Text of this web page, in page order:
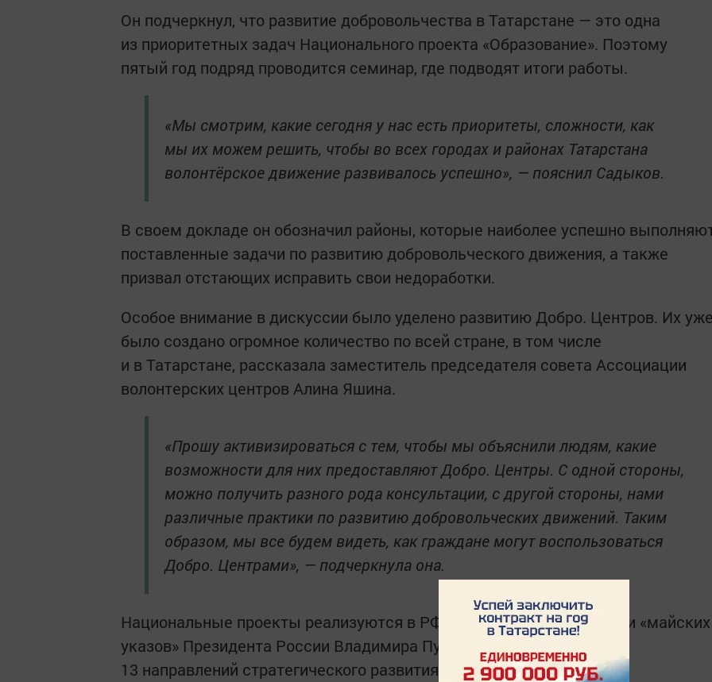
Он подчеркнул, что развитие добровольчества в Татарстане — это одна
из приоритетных задач Национального проекта «Образование». Поэтому
пятый год подряд проводится семинар, где подводят итоги работы.
«Мы смотрим, какие сегодня у нас есть приоритеты, сложности, как
мы их можем решить, чтобы во всех городах и районах Татарстана
волонтёрское движение развивалось успешно», — пояснил Садыков.
В своем докладе он обозначил районы, которые наиболее успешно
поставленные задачи по развитию добровольческого движения, а также
призвал отстающих исправить свои недоработки.
Особое внимание в дискуссии было уделено развитию Добро. Центров. Их
было создано огромное количество по всей стране, в том числе
и в Татарстане, рассказала заместитель председателя совета Ассоциации
волонтерских центров Алина Яшина.
«Прошу активизироваться с тем, чтобы мы объяснили людям, какие
возможности для них предоставляют Добро. Центры. С одной стороны,
можно получить разного рода консультации, с другой стороны, нами
различные практики по развитию добровольческих движений. Таким
образом, мы все будем видеть, как граждане могут воспользоваться
Добро. Центрами», — подчеркнула она.
Национальные проекты реализуются в РФ с 2019 года на основании «майских
указов» Президента России Владимира Путина. Они охватывают
13 направлений стратегического развития страны, таких как